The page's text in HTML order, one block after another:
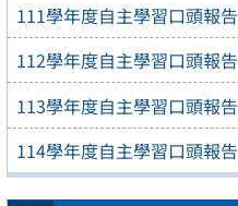
111學年度自主學習口頭報告
112學年度自主學習口頭報告
113學年度自主學習口頭報告
114學年度自主學習口頭報告